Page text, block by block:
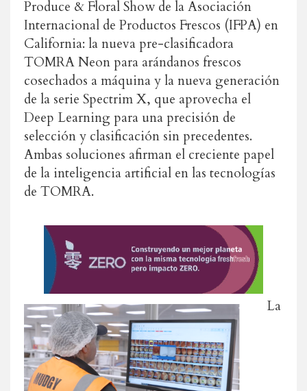
Produce & Floral Show de la Asociación
Internacional de Productos Frescos (IFPA) en
California: la nueva pre-clasificadora
TOMRA Neon para arándanos frescos
cosechados a máquina y la nueva generación
de la serie Spectrim X, que aprovecha el
Deep Learning para una precisión de
selección y clasificación sin precedentes.
Ambas soluciones afirman el creciente papel
de la inteligencia artificial en las tecnologías
de TOMRA.
La